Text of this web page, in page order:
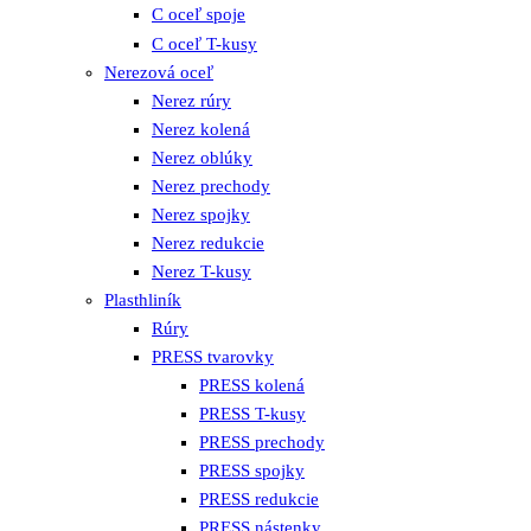
C oceľ spoje
C oceľ T-kusy
Nerezová oceľ
Nerez rúry
Nerez kolená
Nerez oblúky
Nerez prechody
Nerez spojky
Nerez redukcie
Nerez T-kusy
Plasthliník
Rúry
PRESS tvarovky
PRESS kolená
PRESS T-kusy
PRESS prechody
PRESS spojky
PRESS redukcie
PRESS nástenky